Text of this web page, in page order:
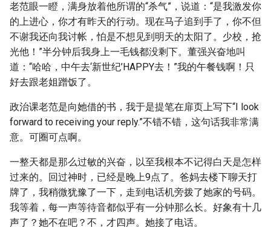
老范眼一瞪，满身放着他所谓的“杀气”，说道：“是我激发你
的上进心，你才有昨天的行动。现在马子追到手了，你不但
不谢我还向我讨帐，怕是不想见到明天的太阳了。少校，抢
光他！”半分钟后我身上一毛钱都没剩下。董强兴奋地叫
道：“哈哈，中午去‘新世纪’HAPPY去！”我的午餐钱啊！只
好去跟老姐蹭饭了。
政治课老范是向她借的书，我于是提笔在扉页上写下“I look
forward to receiving your reply.”不错不错，这句话我非常满
意。可圈可点啊。
一整天都是那么过敏的兴奋，以至我根本不记得白天是怎样
过来的。回过神时，已经是晚上9点了。爸妈去楼下聊天打
牌了，我稍微犹豫了一下，走到电话机旁拨了她家的号码。
我等着，每一声等待音都似乎有一分钟那么长。好象有十几
声了？她不在吧？不，才四声。她接了电话。